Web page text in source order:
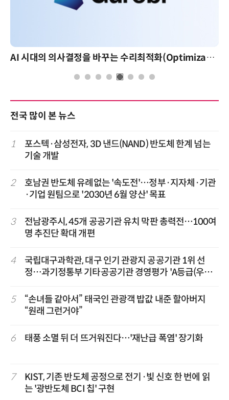
AI 시대의 의사결정을 바꾸는 수리최적화(Optimization): 실제 산업 적용 사례와 활용 전략
전국 많이 본 뉴스
1
포스텍·삼성전자, 3D 낸드(NAND) 반도체 한계 넘는
기술 개발
2
호남권 반도체 유례없는 '속도전'…정부·지자체·기관
·기업 원팀으로 '2030년 6월 양산' 목표
3
전남광주시, 45개 공공기관 유치 막판 총력전…100여
명 추진단 확대 개편
4
국립대구과학관, 대구 인기 관광지 공공기관 1위 선
정…과기정통부 기타공공기관 경영평가 'A등급(우수)'
5
“손녀들 같아서” 태국인 관광객 밥값 내준 할아버지
“원래 그런거야”
6 태풍 소멸 뒤 더 뜨거워진다…'재난급 폭염' 장기화
7
KIST, 기존 반도체 공정으로 전기·빛 신호 한 번에 읽
는 '광반도체 BCI 칩' 구현